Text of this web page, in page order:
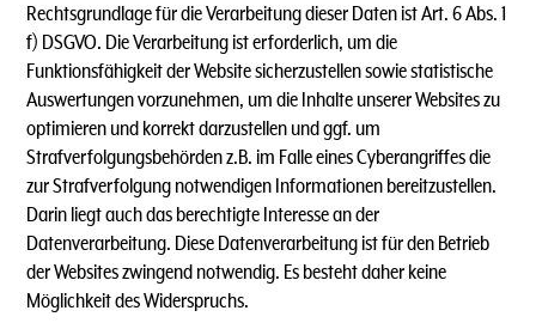
Rechtsgrundlage für die Verarbeitung dieser Daten ist Art. 6 Abs. 1
f) DSGVO. Die Verarbeitung ist erforderlich, um die
Funktionsfähigkeit der Website sicherzustellen sowie statistische
Auswertungen vorzunehmen, um die Inhalte unserer Websites zu
optimieren und korrekt darzustellen und ggf. um
Strafverfolgungsbehörden z.B. im Falle eines Cyberangriffes die
zur Strafverfolgung notwendigen Informationen bereitzustellen.
Darin liegt auch das berechtigte Interesse an der
Datenverarbeitung. Diese Datenverarbeitung ist für den Betrieb
der Websites zwingend notwendig. Es besteht daher keine
Möglichkeit des Widerspruchs.